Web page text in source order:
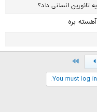
انسانی داد؟
بره
You must log